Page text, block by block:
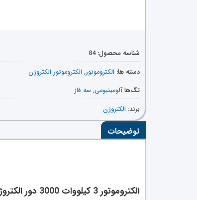
شناسه محصول:84
دسته ها: الکتروموتور, الکتروموتور الکتروژن
تگ‌ها آلومینیومی, سه فاز
برند: الکتروژن
توضیحات
الکتروموتور 3 کیلووات 3000 دور الکتروژن